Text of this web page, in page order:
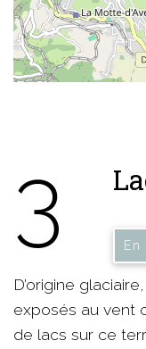
3 En
D’origine
exposés au vent
de lacs sur ce